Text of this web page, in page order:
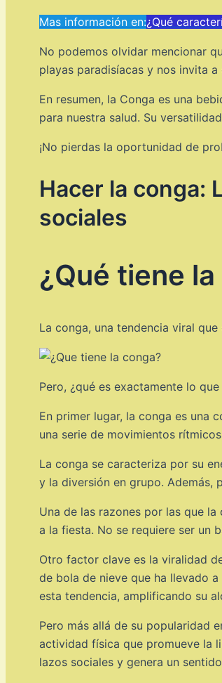
Mas información en:¿Qué
No podemos olvidar mencionar
playas paradisíacas y nos invita
En resumen, la Conga es una
para nuestra salud. Su
¡No pierdas la oportunidad de
Hacer la conga:
sociales
¿Qué tiene
La conga, una tendencia viral
Pero, ¿qué es exactamente lo
En primer lugar, la conga es una
una serie de movimientos
La conga se caracteriza por su
y la diversión en grupo. Además,
Una de las razones por las que
a la fiesta. No se requiere ser un
Otro factor clave es la viralidad
de bola de nieve que ha llevado
esta tendencia, amplificando su
Pero más allá de su popularidad
actividad física que promueve la
lazos sociales y genera un